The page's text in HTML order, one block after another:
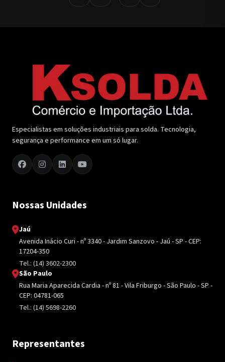
Especialistas em soluções industriais para solda. Tecnologia,
segurança e performance em um só lugar.
Nossas Unidades
Jaú
Avenida Inácio Curi - nº 3340 - Jardim Sanzovo - Jaú - SP - CEP:
17204-350
Tel.: (14) 3602-2300
São Paulo
Rua Maria Aparecida Cardia - nº 81 - Vila Friburgo - São Paulo - SP -
CEP: 04781-065
Tel.: (14) 5698-2260
Representantes